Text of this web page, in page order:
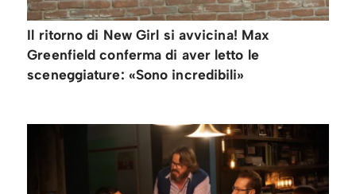
Il ritorno di New Girl si avvicina! Max
Greenfield conferma di aver letto le
sceneggiature: «Sono incredibili»